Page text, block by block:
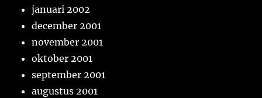
januari 2002
december 2001
november 2001
oktober 2001
september 2001
augustus 2001